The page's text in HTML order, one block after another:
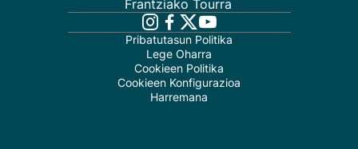
Frantziako Tourra
Pribatutasun Politika
Lege Oharra
Cookieen Politika
Cookieen Konfigurazioa
Harremana